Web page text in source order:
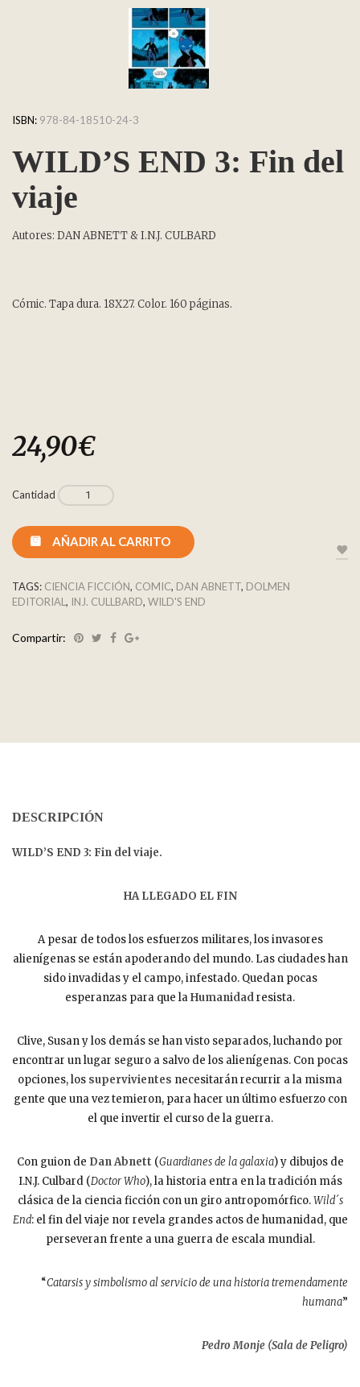
ISBN: 978-84-18510-24-3
WILD’S END 3: Fin del
viaje
Autores: DAN ABNETT & I.N.J. CULBARD
Cómic. Tapa dura. 18X27. Color. 160 páginas.
24,90€
Cantidad
AÑADIR AL CARRITO
TAGS: CIENCIA FICCIÓN, COMIC, DAN ABNETT, DOLMEN
EDITORIAL , INJ. CULLBARD, WILD'S END
Compartir:
DESCRIPCIÓN
WILD’S END 3: Fin del viaje.
HA LLEGADO EL FIN
A pesar de todos los esfuerzos militares, los invasores
alienígenas se están apoderando del mundo. Las ciudades han
sido invadidas y el campo, infestado. Quedan pocas
esperanzas para que laHumanidadresista.
Clive, Susan y los demás se han visto separados, luchando por
encontrar un lugar seguro a salvo de los alienígenas. Con pocas
opciones, los supervivientes necesitarán recurrir a la misma
gente que una vez temieron, para hacer un último esfuerzo con
el que invertir el curso de la guerra.
Con guion de Dan Abnett (Guardianes de la galaxia) y dibujos de
I.N.J. Culbard (Doctor Who), la historia entra en la tradición más
clásica de la ciencia ficción con un giro antropomórfico.Wild´s
End: el fin del viaje nor revela grandes actos de humanidad, que
perseveran frente a una guerra de escala mundial.
“Catarsis y simbolismo al servicio de una historia tremendamente
humana”
Pedro Monje (Sala de Peligro)